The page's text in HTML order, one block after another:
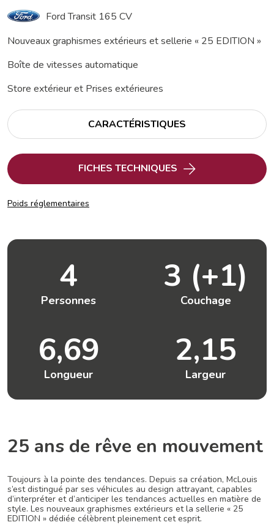
Ford Transit 165 CV
Nouveaux graphismes extérieurs et sellerie « 25 EDITION »
Boîte de vitesses automatique
Store extérieur et Prises extérieures
CARACTÉRISTIQUES
FICHES TECHNIQUES
Poids réglementaires
4
Personnes
3 (+1)
Couchage
6,69
Longueur
2,15
Largeur
25 ans de rêve en mouvement
Toujours à la pointe des tendances. Depuis sa création, McLouis
s’est distingué par ses véhicules au design attrayant, capables
d’interpréter et d’anticiper les tendances actuelles en matière de
style. Les nouveaux graphismes extérieurs et la sellerie « 25
EDITION » dédiée célèbrent pleinement cet esprit.